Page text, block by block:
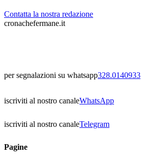
Contatta la nostra redazione
cronachefermane.it
per segnalazioni su whatsapp328.0140933
iscriviti al nostro canaleWhatsApp
iscriviti al nostro canaleTelegram
Pagine